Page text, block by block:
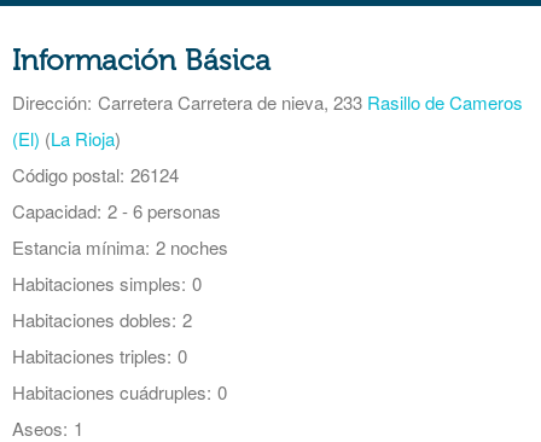
Información Básica
Dirección: Carretera Carretera de nieva, 233 Rasillo de Cameros
(El) (La Rioja)
Código postal: 26124
Capacidad: 2 - 6 personas
Estancia mínima: 2 noches
Habitaciones simples: 0
Habitaciones dobles: 2
Habitaciones triples: 0
Habitaciones cuádruples: 0
Aseos: 1